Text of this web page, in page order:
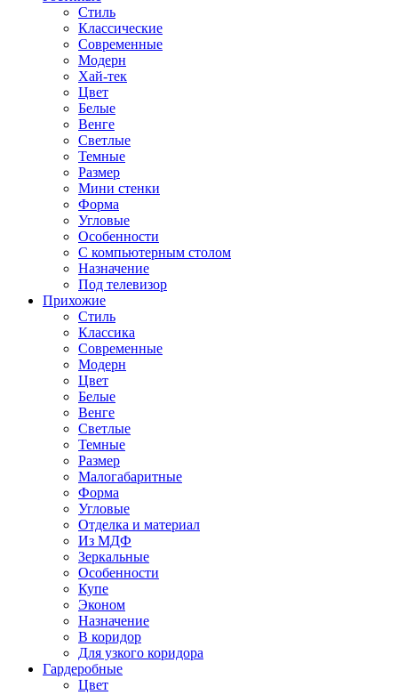
Стиль
Классические
Современные
Модерн
Хай-тек
Цвет
Белые
Венге
Светлые
Темные
Размер
Мини стенки
Форма
Угловые
Особенности
С компьютерным столом
Назначение
Под телевизор
Прихожие
Стиль
Классика
Современные
Модерн
Цвет
Белые
Венге
Светлые
Темные
Размер
Малогабаритные
Форма
Угловые
Отделка и материал
Из МДФ
Зеркальные
Особенности
Купе
Эконом
Назначение
В коридор
Для узкого коридора
Гардеробные
Цвет